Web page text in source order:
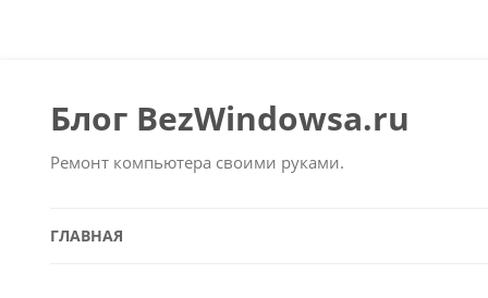
Блог BezWindowsa.ru
Ремонт компьютера своими руками.
ГЛАВНАЯ